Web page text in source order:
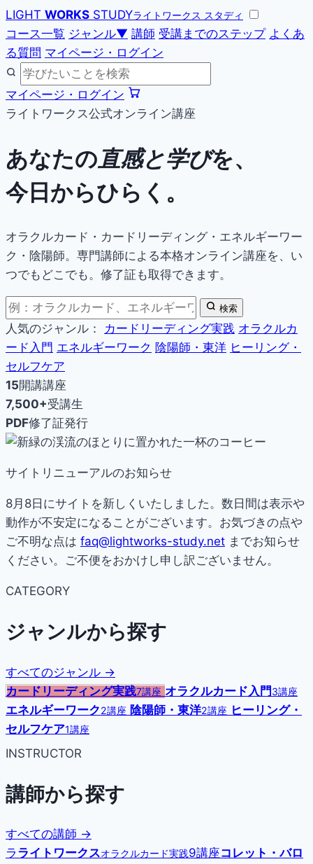
LIGHT WORKS STUDYライトワークス スタディ
コース一覧 ジャンル▼ 講師 受講までのステップ よくあ
る質問 マイページ・ログイン
マイページ・ログイン
ライトワークス公式オンライン講座
あなたの直感と学びを、
今日からひらく。
オラクルカード・カードリーディング・エネルギーワー
ク・陰陽師。専門講師による本格オンライン講座を、い
つでもどこでも。修了証も取得できます。
検索
人気のジャンル： カードリーディング実践 オラクルカ
ード入門 エネルギーワーク 陰陽師・東洋 ヒーリング・
セルフケア
15開講講座
7,500+受講生
PDF修了証発行
サイトリニューアルのお知らせ
8月8日にサイトを新しくいたしました。数日間は表示や
動作が不安定になることがございます。お気づきの点や
ご不明な点は faq@lightworks-study.net までお知らせ
ください。ご不便をおかけし申し訳ございません。
CATEGORY
ジャンルから探す
すべてのジャンル →
カードリーディング実践7講座 オラクルカード入門3講座
エネルギーワーク2講座 陰陽師・東洋2講座 ヒーリング・
セルフケア1講座
INSTRUCTOR
講師から探す
すべての講師 →
ラ ライトワークスオラクルカード実践9講座コレット・バロ